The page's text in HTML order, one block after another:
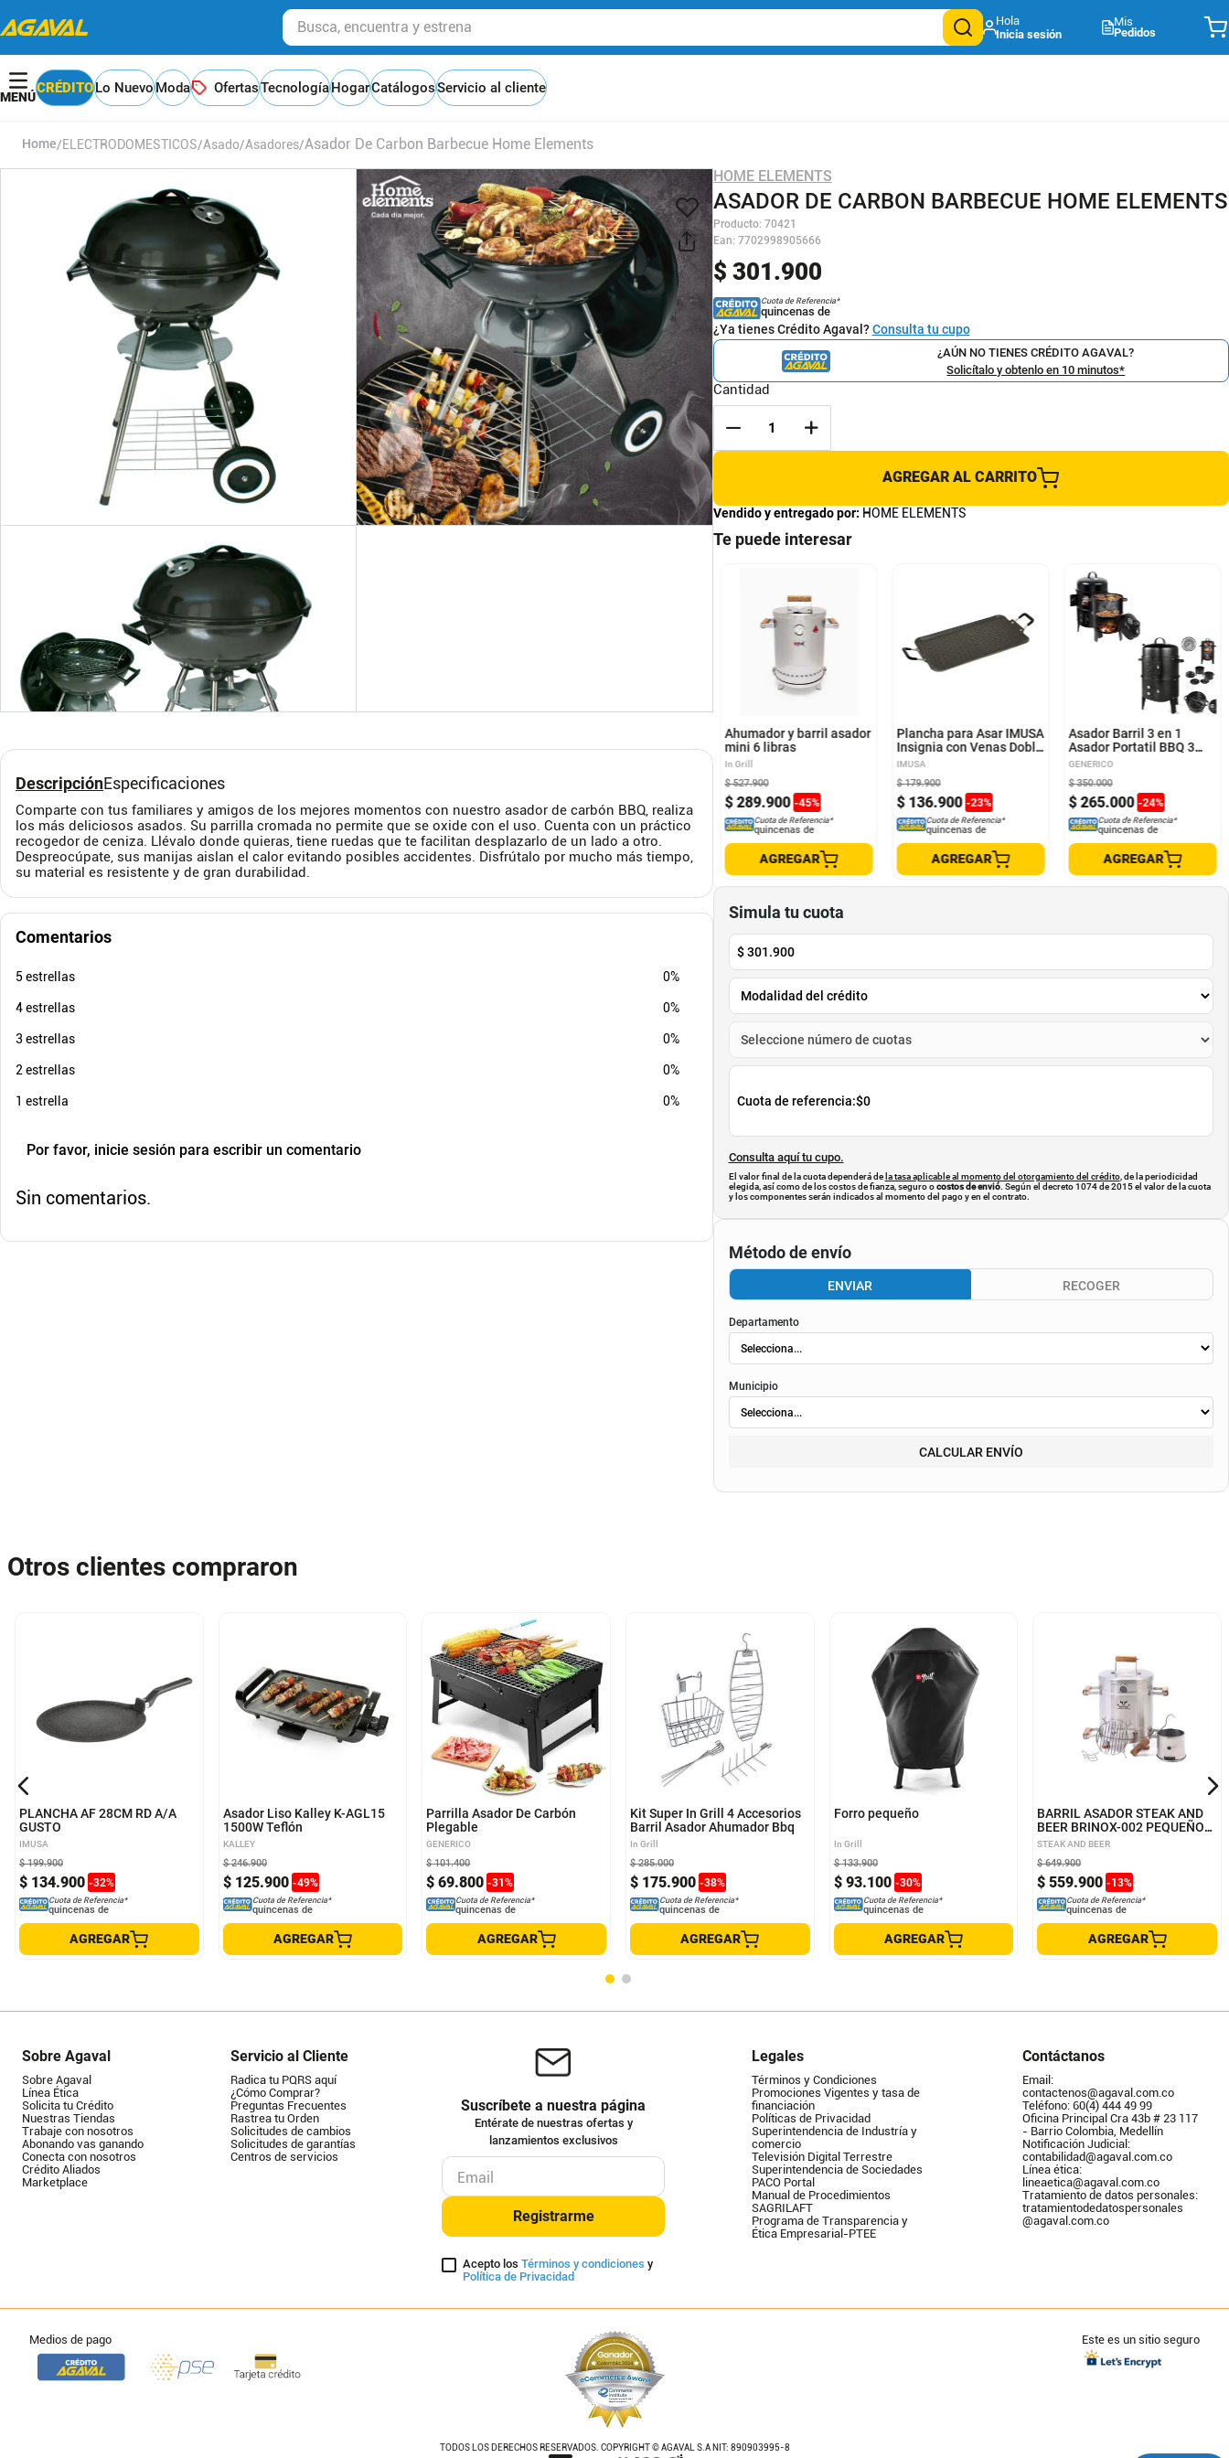
Busca, encuentra y estrena
Mis
Pedidos
CRÉDITOLo NuevoModa OfertasTecnologíaHogarCatálogosServicio al cliente
ELECTRODOMESTICOS Asado Asadores Asador De Carbon Barbecue Home Elements
DescripciónEspecificaciones
Comparte con tus familiares y amigos de los mejores momentos con nuestro asador de carbón BBQ, realiza
los más deliciosos asados. Su parrilla cromada no permite que se oxide con el uso. Cuenta con un práctico
recogedor de ceniza. Llévalo donde quieras, tiene ruedas que te facilitan desplazarlo de un lado a otro.
Despreocúpate, sus manijas aislan el calor evitando posibles accidentes. Disfrútalo por mucho más tiempo,
su material es resistente y de gran durabilidad.
Comentarios
5 estrellas 0%
4 estrellas 0%
3 estrellas 0%
2 estrellas 0%
1 estrella 0%
Por favor, inicie sesión para escribir un comentario
Sin comentarios.
HOME ELEMENTS
ASADOR DE CARBON BARBECUE HOME ELEMENTS
Producto: 70421
Ean: 7702998905666
$ 301.900
Cuota de Referencia*
quincenas de
¿Ya tienes Crédito Agaval?Consulta tu cupo
¿AÚN NO TIENES CRÉDITO AGAVAL?
Solicítalo y obtenlo en 10 minutos*
Cantidad
AGREGAR AL CARRITO
Vendido y entregado por: HOME ELEMENTS
Te puede interesar
Barril Asador Eco de
Acero Inoxidable Grande
Asadores El Barril
1. 170
Cuota de Referencia*
quincenas de
AGREGAR
.
Cuota de Referencia*
quincenas de
AGREGAR
$ . 430 - 30%
Cuota de Referencia*
quincenas de
AGREGAR
Ahumador y barril asador
mini 6 libras
In Grill
$ 289.900 -45%
$ 527.900
Cuota de Referencia*
quincenas de
AGREGAR
Plancha para Asar IMUSA
Insignia con Venas Doble
Antiadherente
IMUSA
$ 136.900 -23%
$ 179.900
Cuota de Referencia*
quincenas de
AGREGAR
Asador Barril 3 en 1
Asador Portatil BBQ 3
Pisos Asador Parilla A
GENERICO
$ 265.000 -24%
$ 350.000
Cuota de Referencia*
quincenas de
AGREGAR
Simula tu cuota
$301.900
Cuota de referencia:$0
Consulta aquí tu cupo.
El valor final de la cuota dependerá de la tasa aplicable al momento del otorgamiento del crédito, de la periodicidad
elegida, así como de los costos de fianza, seguro ocostos de envió. Según el decreto 1074 de 2015 el valor de la cuota
y los componentes serán indicados al momento del pago y en el contrato.
Método de envío
ENVIAR RECOGER
Departamento
Municipio
CALCULAR ENVÍO
Otros clientes compraron
PLANCHA AF 28CM RD A/A
GUSTO
IMUSA
$ 134.900 -32%
$ 199.900
Cuota de Referencia*
quincenas de
AGREGAR
Asador Liso Kalley K-AGL15
1500W Teflón
KALLEY
$ 125.900 -49%
$ 246.900
Cuota de Referencia*
quincenas de
AGREGAR
Parrilla Asador De Carbón
Plegable
GENERICO
$ 69.800 -31%
$ 101.400
Cuota de Referencia*
quincenas de
AGREGAR
Kit Super In Grill 4 Accesorios
Barril Asador Ahumador Bbq
In Grill
$ 175.900 -38%
$ 285.000
Cuota de Referencia*
quincenas de
AGREGAR
Forro pequeño
In Grill
$ 93.100 -30%
$ 133.900
Cuota de Referencia*
quincenas de
AGREGAR
BARRIL ASADOR STEAK AND
BEER BRINOX-002 PEQUEÑO
10 - 12 Lb
STEAK AND BEER
$ 559.900 -13%
$ 649.900
Cuota de Referencia*
quincenas de
AGREGAR
Sobre Agaval
Sobre Agaval
Línea Ética
Solicita tu Crédito
Nuestras Tiendas
Trabaje con nosotros
Abonando vas ganando
Conecta con nosotros
Crédito Aliados
Marketplace
Servicio al Cliente
Radica tu PQRS aquí
¿Cómo Comprar?
Preguntas Frecuentes
Rastrea tu Orden
Solicitudes de cambios
Solicitudes de garantías
Centros de servicios
Suscríbete a nuestra página
Entérate de nuestras ofertas y
lanzamientos exclusivos
Registrarme
Acepto los Términos y condiciones y
Política de Privacidad
Legales
Términos y Condiciones
Promociones Vigentes y tasa de
financiación
Políticas de Privacidad
Superintendencia de Industría y
comercio
Televisión Digital Terrestre
Superintendencia de Sociedades
PACO Portal
Manual de Procedimientos
SAGRILAFT
Programa de Transparencia y
Ética Empresarial-PTEE
Contáctanos
Email:
contactenos@agaval.com.co
Teléfono: 60(4) 444 49 99
Oficina Principal Cra 43b # 23 117
- Barrio Colombia, Medellín
Notificación Judicial:
contabilidad@agaval.com.co
Línea ética:
lineaetica@agaval.com.co
Tratamiento de datos personales:
tratamientodedatospersonales
@agaval.com.co
Medios de pago
TODOS LOS DERECHOS RESERVADOS. COPYRIGHT © AGAVAL S.A NIT: 890903995-8
Este es un sitio seguro